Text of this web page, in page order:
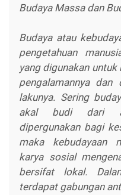
Budaya Massa dan
Budaya atau
pengetahuan
yang digunakan
pengalamannya dan
lakunya. Sering
akal budi dari
dipergunakan bagi
maka kebudayaan
karya sosial
bersifat lokal.
terdapat gabungan